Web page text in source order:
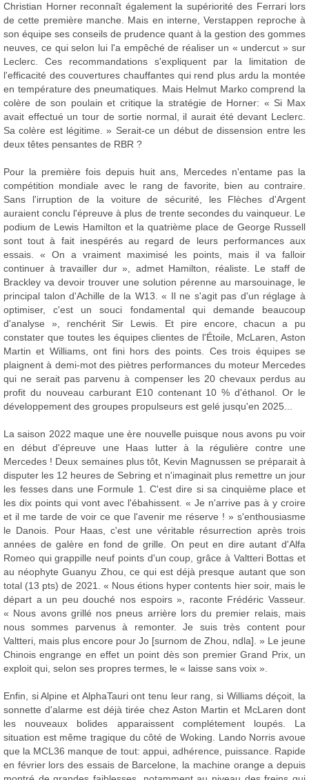
Christian Horner reconnaît également la supériorité des Ferrari lors
de cette première manche. Mais en interne, Verstappen reproche à
son équipe ses conseils de prudence quant à la gestion des gommes
neuves, ce qui selon lui l'a empêché de réaliser un « undercut » sur
Leclerc. Ces recommandations s'expliquent par la limitation de
l'efficacité des couvertures chauffantes qui rend plus ardu la montée
en température des pneumatiques. Mais Helmut Marko comprend la
colère de son poulain et critique la stratégie de Horner: « Si Max
avait effectué un tour de sortie normal, il aurait été devant Leclerc.
Sa colère est légitime. » Serait-ce un début de dissension entre les
deux têtes pensantes de RBR ?
Pour la première fois depuis huit ans, Mercedes n'entame pas la
compétition mondiale avec le rang de favorite, bien au contraire.
Sans l'irruption de la voiture de sécurité, les Flèches d'Argent
auraient conclu l'épreuve à plus de trente secondes du vainqueur. Le
podium de Lewis Hamilton et la quatrième place de George Russell
sont tout à fait inespérés au regard de leurs performances aux
essais. « On a vraiment maximisé les points, mais il va falloir
continuer à travailler dur », admet Hamilton, réaliste. Le staff de
Brackley va devoir trouver une solution pérenne au marsouinage, le
principal talon d'Achille de la W13. « Il ne s'agit pas d'un réglage à
optimiser, c'est un souci fondamental qui demande beaucoup
d'analyse », renchérit Sir Lewis. Et pire encore, chacun a pu
constater que toutes les équipes clientes de l'Étoile, McLaren, Aston
Martin et Williams, ont fini hors des points. Ces trois équipes se
plaignent à demi-mot des piètres performances du moteur Mercedes
qui ne serait pas parvenu à compenser les 20 chevaux perdus au
profit du nouveau carburant E10 contenant 10 % d'éthanol. Or le
développement des groupes propulseurs est gelé jusqu'en 2025...
La saison 2022 maque une ère nouvelle puisque nous avons pu voir
en début d'épreuve une Haas lutter à la régulière contre une
Mercedes ! Deux semaines plus tôt, Kevin Magnussen se préparait à
disputer les 12 heures de Sebring et n'imaginait plus remettre un jour
les fesses dans une Formule 1. C'est dire si sa cinquième place et
les dix points qui vont avec l'ébahissent. « Je n'arrive pas à y croire
et il me tarde de voir ce que l'avenir me réserve ! » s'enthousiasme
le Danois. Pour Haas, c'est une véritable résurrection après trois
années de galère en fond de grille. On peut en dire autant d'Alfa
Romeo qui grappille neuf points d'un coup, grâce à Valtteri Bottas et
au néophyte Guanyu Zhou, ce qui est déjà presque autant que son
total (13 pts) de 2021. « Nous étions hyper contents hier soir, mais le
départ a un peu douché nos espoirs », raconte Frédéric Vasseur.
« Nous avons grillé nos pneus arrière lors du premier relais, mais
nous sommes parvenus à remonter. Je suis très content pour
Valtteri, mais plus encore pour Jo [surnom de Zhou, ndla]. » Le jeune
Chinois engrange en effet un point dès son premier Grand Prix, un
exploit qui, selon ses propres termes, le « laisse sans voix ».
Enfin, si Alpine et AlphaTauri ont tenu leur rang, si Williams déçoit, la
sonnette d'alarme est déjà tirée chez Aston Martin et McLaren dont
les nouveaux bolides apparaissent complétement loupés. La
situation est même tragique du côté de Woking. Lando Norris avoue
que la MCL36 manque de tout: appui, adhérence, puissance. Rapide
en février lors des essais de Barcelone, la machine orange a depuis